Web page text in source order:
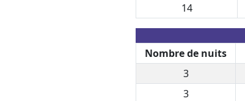
14
Nombre de nuits
3
3